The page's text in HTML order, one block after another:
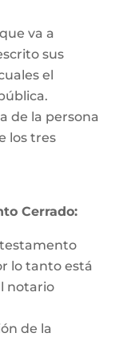
va a
sus
el
de la persona
los tres
Cerrado:
lo tanto está
notario
de la